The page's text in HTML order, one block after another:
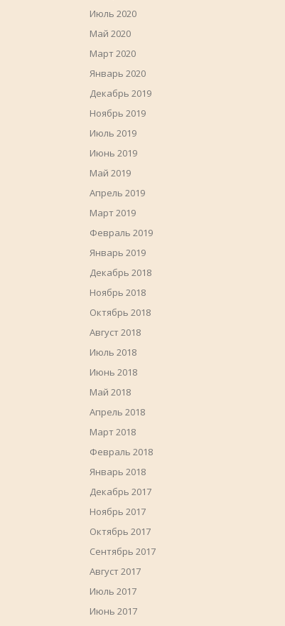
Июль 2020
Май 2020
Март 2020
Январь 2020
Декабрь 2019
Ноябрь 2019
Июль 2019
Июнь 2019
Май 2019
Апрель 2019
Март 2019
Февраль 2019
Январь 2019
Декабрь 2018
Ноябрь 2018
Октябрь 2018
Август 2018
Июль 2018
Июнь 2018
Май 2018
Апрель 2018
Март 2018
Февраль 2018
Январь 2018
Декабрь 2017
Ноябрь 2017
Октябрь 2017
Сентябрь 2017
Август 2017
Июль 2017
Июнь 2017